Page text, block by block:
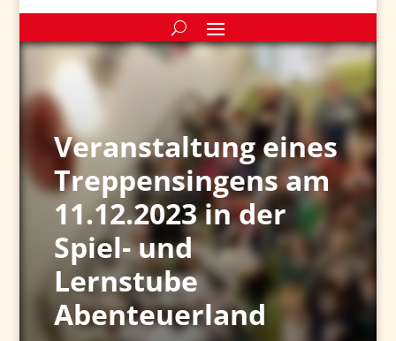
Veranstaltung eines
Treppensingens am
11.12.2023 in der
Spiel- und
Lernstube
Abenteuerland